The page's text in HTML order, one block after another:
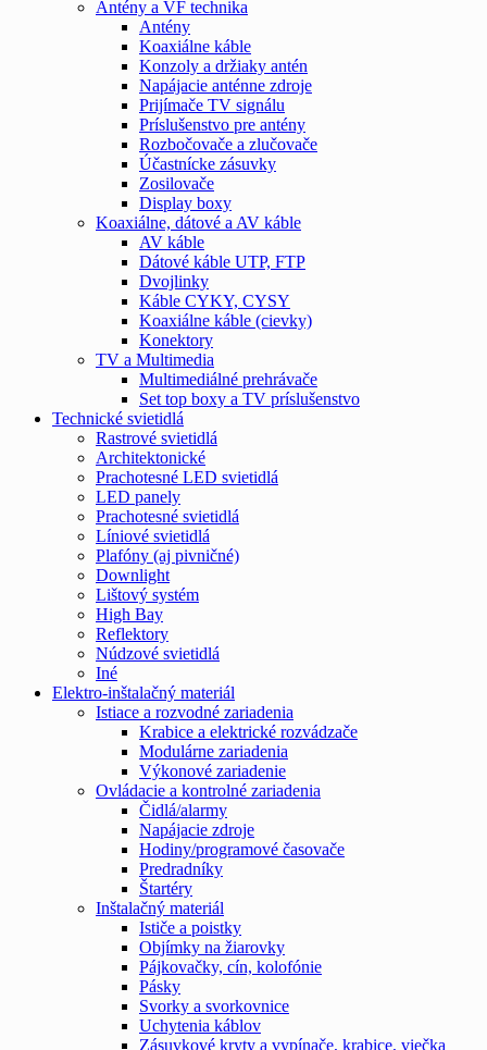
Antény a VF technika
Antény
Koaxiálne káble
Konzoly a držiaky antén
Napájacie anténne zdroje
Prijímače TV signálu
Príslušenstvo pre antény
Rozbočovače a zlučovače
Účastnícke zásuvky
Zosilovače
Display boxy
Koaxiálne, dátové a AV káble
AV káble
Dátové káble UTP, FTP
Dvojlinky
Káble CYKY, CYSY
Koaxiálne káble (cievky)
Konektory
TV a Multimedia
Multimediálné prehrávače
Set top boxy a TV príslušenstvo
Technické svietidlá
Rastrové svietidlá
Architektonické
Prachotesné LED svietidlá
LED panely
Prachotesné svietidlá
Líniové svietidlá
Plafóny (aj pivničné)
Downlight
Lištový systém
High Bay
Reflektory
Núdzové svietidlá
Iné
Elektro-inštalačný materiál
Istiace a rozvodné zariadenia
Krabice a elektrické rozvádzače
Modulárne zariadenia
Výkonové zariadenie
Ovládacie a kontrolné zariadenia
Čidlá/alarmy
Napájacie zdroje
Hodiny/programové časovače
Predradníky
Štartéry
Inštalačný materiál
Ističe a poistky
Objímky na žiarovky
Pájkovačky, cín, kolofónie
Pásky
Svorky a svorkovnice
Uchytenia káblov
Zásuvkové kryty a vypínače, krabice, viečka